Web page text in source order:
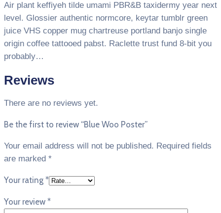
Air plant keffiyeh tilde umami PBR&B taxidermy year next
level. Glossier authentic normcore, keytar tumblr green
juice VHS copper mug chartreuse portland banjo single
origin coffee tattooed pabst. Raclette trust fund 8-bit you
probably…
Reviews
There are no reviews yet.
Be the first to review “Blue Woo Poster”
Your email address will not be published. Required fields
are marked *
Your rating *
Your review *